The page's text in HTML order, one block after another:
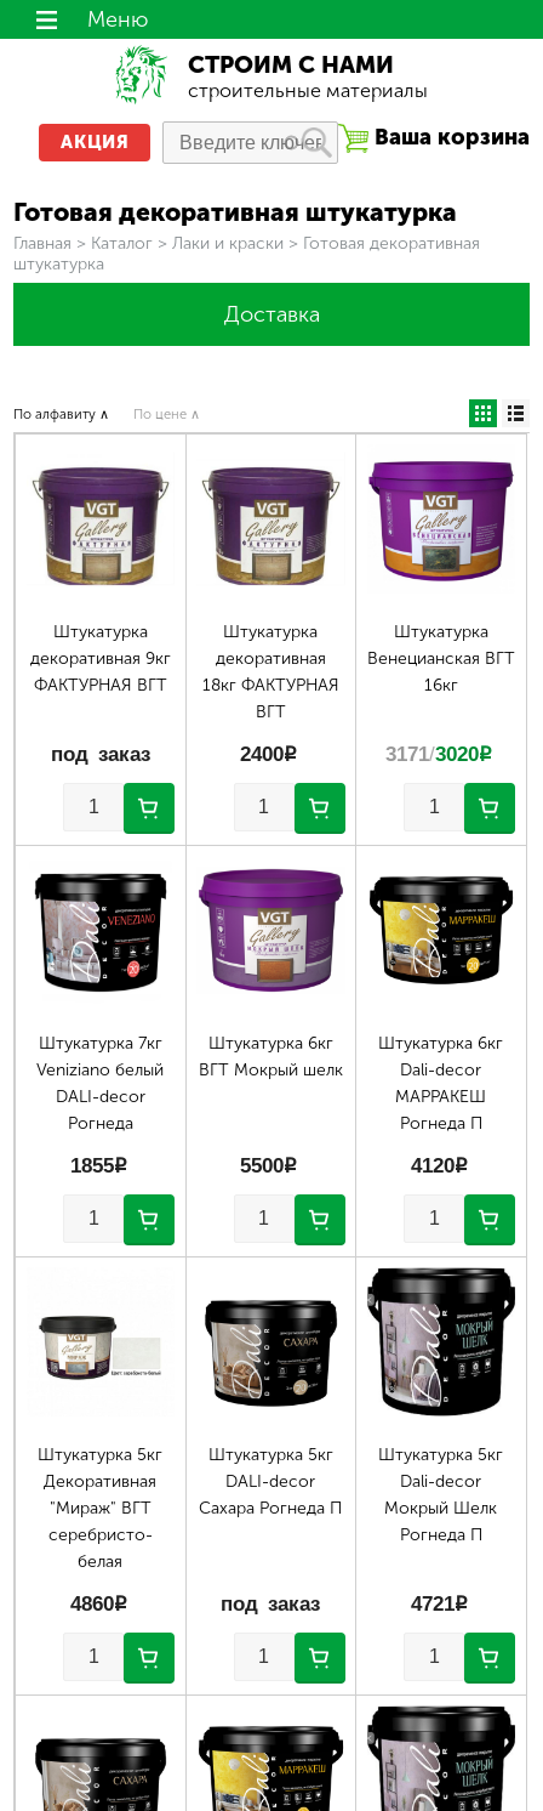
СТРОИМ С НАМИ
строительные материалы
Ваша корзина
АКЦИЯ
Меню
Готовая декоративная штукатурка
Вы здесь
Главная > Каталог > Лаки и краски > Готовая декоративная
штукатурка
Доставка
По алфавиту ∧ По цене ∧
Штукатурка
декоративная 9кг
ФАКТУРНАЯ ВГТ
под заказ
Штукатурка
декоративная
18кг ФАКТУРНАЯ
ВГТ
2400p
Штукатурка
Венецианская ВГТ
16кг
3171/3020p
Штукатурка 7кг
Veniziano белый
DALI-decor
Рогнеда
1855p
Штукатурка 6кг
ВГТ Мокрый шелк
5500p
Штукатурка 6кг
Dali-decor
МАРРАКЕШ
Рогнеда П
4120p
Штукатурка 5кг
Декоративная
"Мираж" ВГТ
серебристо-
белая
4860p
Штукатурка 5кг
DALI-decor
Сахара Рогнеда П
под заказ
Штукатурка 5кг
Dali-decor
Мокрый Шелк
Рогнеда П
4721p
Страницы